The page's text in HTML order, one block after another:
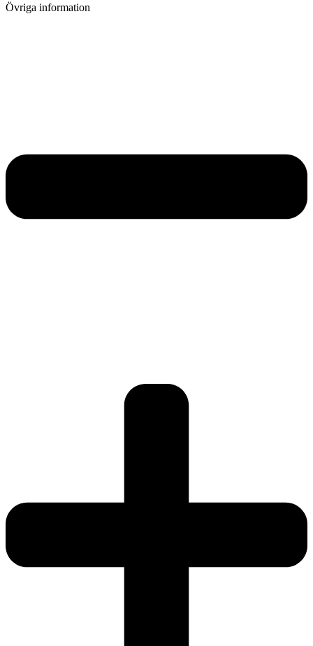
Övriga information